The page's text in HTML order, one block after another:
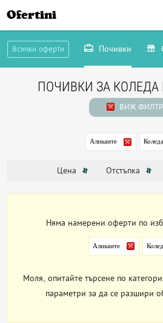
Ofertini
Всички оферти Почивки
ПОЧИВКИ ЗА КОЛЕДА
ВИЖ
Аликанте Коледа
Цена Отстъпка
Няма намерени оферти по
Аликанте
Моля, опитайте търсене по
параметри за да се разшири